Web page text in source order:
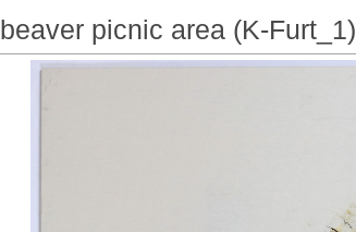
beaver picnic area (K-Furt_1)